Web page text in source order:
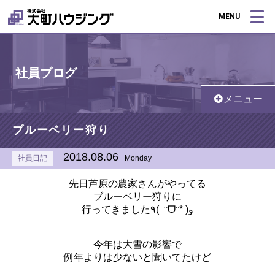
MENU
社員ブログ
メニュー
ブルーベリー狩り
社員日記 2018.08.06 Monday
先日芦原の農家さんがやってる
ブルーベリー狩りに
行ってきました٩( ᵔᗜᵔ* )و
今年は大雪の影響で
例年よりは少ないと聞いてたけど